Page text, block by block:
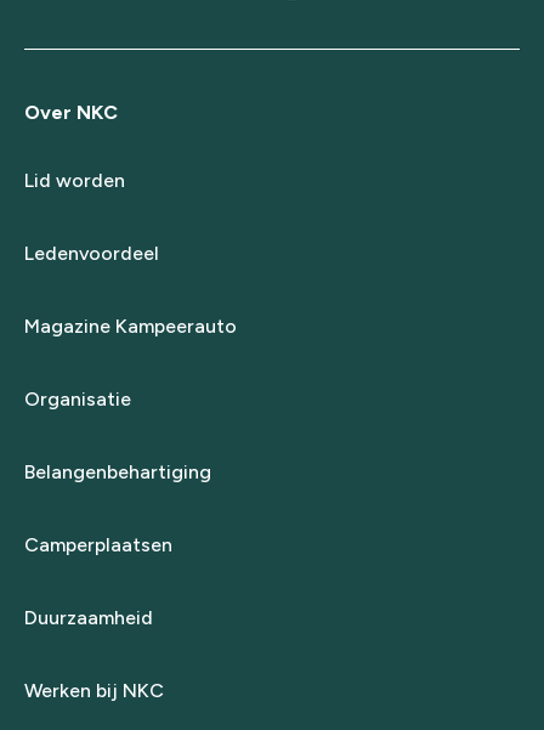
Over NKC
Lid worden
Ledenvoordeel
Magazine Kampeerauto
Organisatie
Belangenbehartiging
Camperplaatsen
Duurzaamheid
Werken bij NKC